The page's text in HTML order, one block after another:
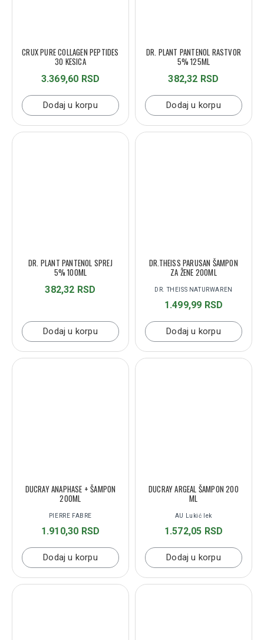
CRUX PURE COLLAGEN PEPTIDES
30 KESICA
3.369,60 RSD
Dodaj u korpu
DR. PLANT PANTENOL RASTVOR
5% 125ML
382,32 RSD
Dodaj u korpu
DR. PLANT PANTENOL SPREJ
5% 100ML
382,32 RSD
Dodaj u korpu
DR. THEISS NATURWAREN
DR.THEISS PARUSAN ŠAMPON
ZA ŽENE 200ML
1.499,99 RSD
Dodaj u korpu
PIERRE FABRE
DUCRAY ANAPHASE + ŠAMPON
200ML
1.910,30 RSD
Dodaj u korpu
AU Lukić lek
DUCRAY ARGEAL ŠAMPON 200
ML
1.572,05 RSD
Dodaj u korpu